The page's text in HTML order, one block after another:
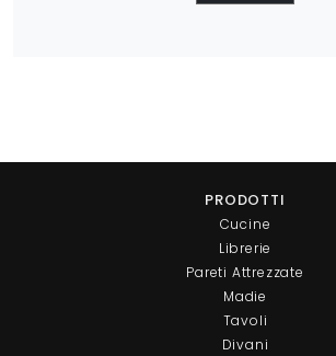
PRODOTTI
Cucine
Librerie
Pareti Attrezzate
Madie
Tavoli
Divani